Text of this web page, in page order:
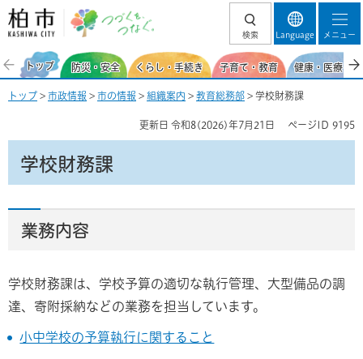
柏市 つづくを、
検索 Language メニュー
トップ 防災・安全 くらし・手続き 子育て・教育 健康・医療・
トップ > 市政情報 > 市の情報 > 組織案内 > 教育総務部 > 学校財務課
更新日 令和8(2026)年7月21日 ページID 9195
学校財務課
業務内容
学校財務課は、学校予算の適切な執行管理、大型備品の調
達、寄附採納などの業務を担当しています。
小中学校の予算執行に関すること